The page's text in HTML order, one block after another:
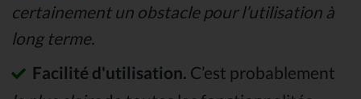
certainement un obstacle pour l’utilisation à
long terme.
Facilité d'utilisation. C’est probablement